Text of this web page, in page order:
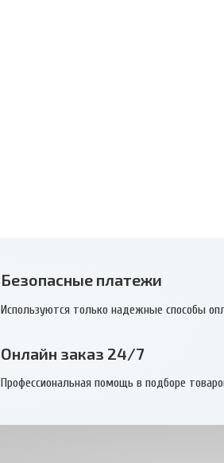
Безопасные платежи
Используются только надежные способы
Онлайн заказ 24/7
Профессиональная помощь в подборе